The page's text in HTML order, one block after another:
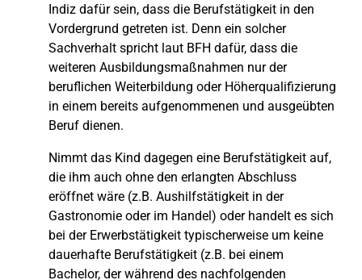
Indiz dafür sein, dass die Berufstätigkeit in den
Vordergrund getreten ist. Denn ein solcher
Sachverhalt spricht laut BFH dafür, dass die
weiteren Ausbildungsmaßnahmen nur der
beruflichen Weiterbildung oder Höherqualifizierung
in einem bereits aufgenommenen und ausgeübten
Beruf dienen.
Nimmt das Kind dagegen eine Berufstätigkeit auf,
die ihm auch ohne den erlangten Abschluss
eröffnet wäre (z.B. Aushilfstätigkeit in der
Gastronomie oder im Handel) oder handelt es sich
bei der Erwerbstätigkeit typischerweise um keine
dauerhafte Berufstätigkeit (z.B. bei einem
Bachelor, der während des nachfolgenden